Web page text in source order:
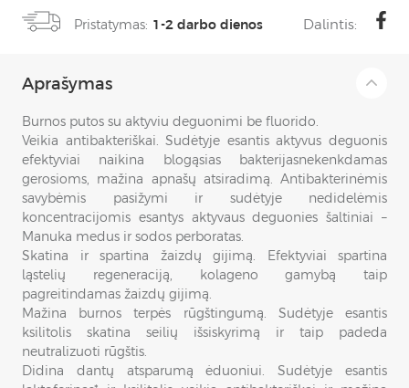
Pristatymas: 1-2 darbo dienos Dalintis:
Aprašymas
Burnos putos su aktyviu deguonimi be fluorido.
Veikia antibakteriškai. Sudėtyje esantis aktyvus deguonis
efektyviai naikina blogąsias bakterijasnekenkdamas
gerosioms, mažina apnašų atsiradimą. Antibakterinėmis
savybėmis pasižymi ir sudėtyje nedidelėmis
koncentracijomis esantys aktyvaus deguonies šaltiniai –
Manuka medus ir sodos perboratas.
Skatina ir spartina žaizdų gijimą. Efektyviai spartina
ląstelių regeneraciją, kolageno gamybą taip
pagreitindamas žaizdų gijimą.
Mažina burnos terpės rūgštingumą. Sudėtyje esantis
ksilitolis skatina seilių išsiskyrimą ir taip padeda
neutralizuoti rūgštis.
Didina dantų atsparumą ėduoniui. Sudėtyje esantis